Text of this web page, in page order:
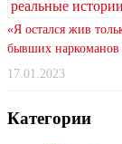
«Я остался жив
бывших наркоманов
17.01.2023
Категории